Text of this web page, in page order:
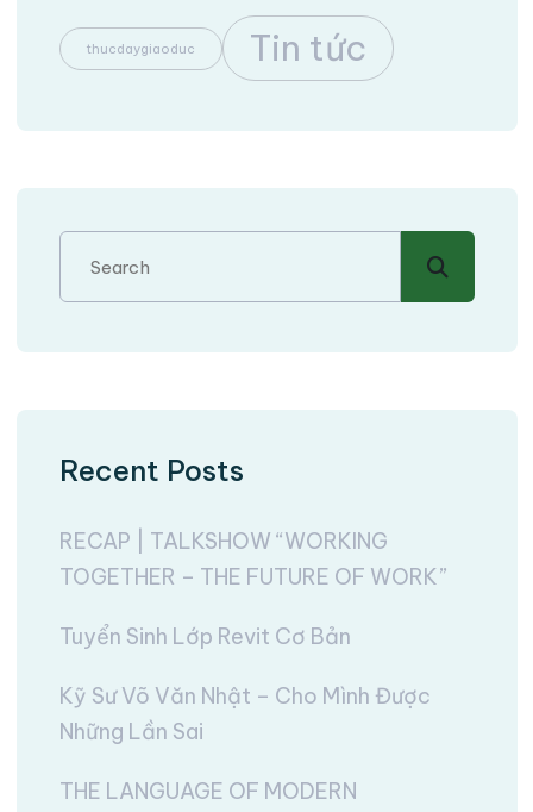
thucdaygiaoduc Tin tức
Recent Posts
RECAP | TALKSHOW “WORKING
TOGETHER – THE FUTURE OF WORK”
Tuyển Sinh Lớp Revit Cơ Bản
Kỹ Sư Võ Văn Nhật – Cho Mình Được
Những Lần Sai
THE LANGUAGE OF MODERN